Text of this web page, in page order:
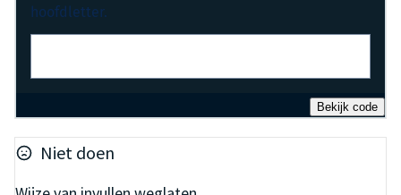
hoofdletter.
Bekijk code
Niet doen